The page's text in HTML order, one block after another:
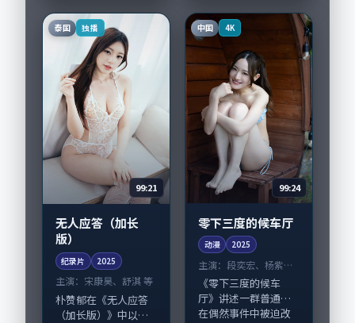
纲主线；取景与声音
设计凸显日本城市质
泰国 独播
99:21
无人应答（加长
版）
纪录片 2025
主演： 宋康昊、舒淇 等
朴赞郁在《无人应答
（加长版）》中以细
中国 4K
99:24
零下三度的候车厅
动漫 2025
主演：段奕宏、杨紫琼
等
《零下三度的候车
厅》讲述一群普通人
在偶然事件中被迫改